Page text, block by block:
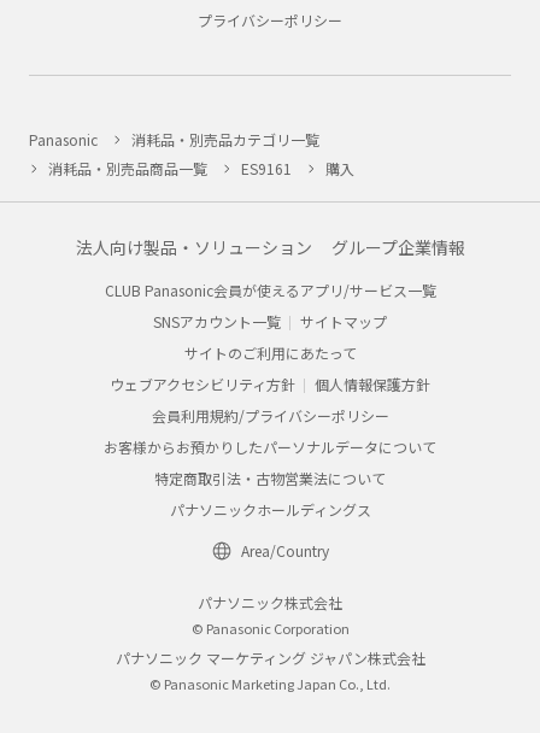
プライバシーポリシー
Panasonic
消耗品・別売品カテゴリ一覧
消耗品・別売品商品一覧
ES9161 購入
法人向け製品・ソリューション グループ企業情報
CLUB Panasonic会員が使えるアプリ/サービス一覧
SNSアカウント一覧
サイトマップ
サイトのご利用にあたって
ウェブアクセシビリティ方針
個人情報保護方針
会員利用規約/プライバシーポリシー
お客様からお預かりしたパーソナルデータについて
特定商取引法・古物営業法について
パナソニックホールディングス
Area/Country
パナソニック株式会社
© Panasonic Corporation
パナソニック マーケティング ジャパン株式会社
© Panasonic Marketing Japan Co., Ltd.